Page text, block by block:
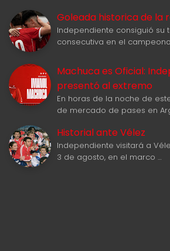
Goleada historica de la
Independiente consiguió su
consecutiva en el
Machuca es Oficial:
presentó al extremo
En horas de la noche de
de mercado de pases en
Historial ante Vélez
Independiente visitará a
3 de agosto, en el marco …